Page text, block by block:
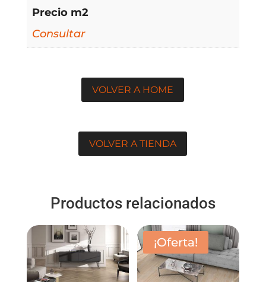
Precio m2
Consultar
VOLVER A HOME
VOLVER A TIENDA
Productos relacionados
¡Oferta!